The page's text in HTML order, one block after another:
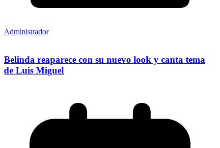
Administrador
Belinda reaparece con su nuevo look y canta tema
de Luis Miguel